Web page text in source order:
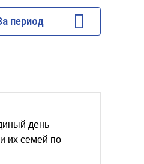
период
день
их семей по